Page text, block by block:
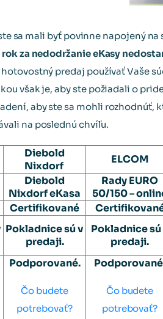
sa mali byť povinne napojený
za nedodržanie eKasy
predaj používať Vaše
však je, aby ste požiadali o
aby ste sa mohli rozhodnúť,
na poslednú chvíľu.
Diebold
Nixdorf
ELCOM
Diebold
Nixdorf eKasa
Rady EURO
50/150 –
Certifikované
Pokladnice sú v
predaji.
Pokladnice sú
predaji.
Podporované.
Čo budete
potrebovať?
Čo budete
potrebovať?